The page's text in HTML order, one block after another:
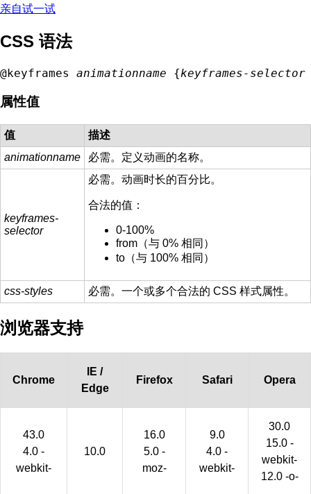
亲自试一试
CSS 语法
@keyframes animationname {keyframes-selector
属性值
值
描述
animationname
必需。定义动画的名称。
keyframes-
selector
必需。动画时长的百分比。
合法的值：
0-100%
from（与 0% 相同）
to（与 100% 相同）
css-styles 必需。一个或多个合法的 CSS 样式属性。
浏览器支持
Chrome
IE /
Edge
Firefox Safari Opera
43.0
4.0 -
webkit-
10.0
16.0
5.0 -
moz-
9.0
4.0 -
webkit-
30.0
15.0 -
webkit-
12.0 -o-